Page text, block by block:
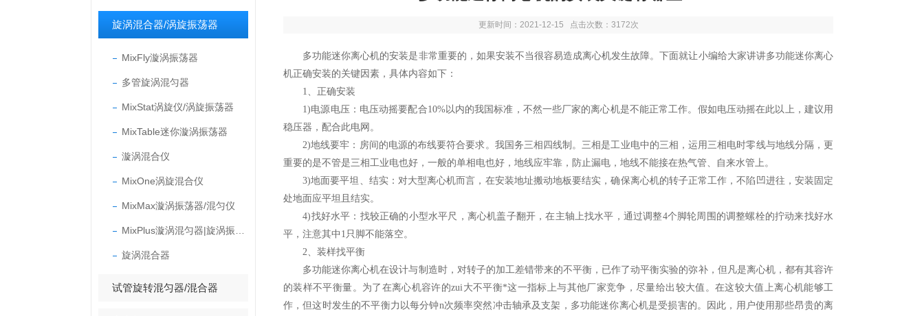
旋涡混合器/涡旋振荡器
MixFly漩涡振荡器
多管旋涡混匀器
MixStat涡旋仪/涡旋振荡器
MixTable迷你漩涡振荡器
漩涡混合仪
MixOne涡旋混合仪
MixMax漩涡振荡器/混匀仪
旋涡混合器
试管旋转混匀器/混合器
更新时间：2021-12-15 点击次数：3172次
多功能迷你离心机的安装是非常重要的，如果安装不当很容易造成离心机发生故障。下面就让小编给大家讲讲多功能迷你离心
机正确安装的关键因素，具体内容如下：
1、正确安装
1)电源电压：电压动摇要配合10%以内的我国标准，不然一些厂家的离心机是不能正常工作。假如电压动摇在此以上，建议用
稳压器，配合此电网。
2)地线要牢：房间的电源的布线要符合要求。我国务三相四线制。三相是工业电中的三相，运用三相电时零线与地线分隔，更
重要的是不管是三相工业电也好，一般的单相电也好，地线应牢靠，防止漏电，地线不能接在热气管、自来水管上。
3)地面要平坦、结实：对大型离心机而言，在安装地址搬动地板要结实，确保离心机的转子正常工作，不陷凹进往，安装固定
处地面应平坦且结实。
4)找好水平：找较正确的小型水平尺，离心机盖子翻开，在主轴上找水平，通过调整4个脚轮周围的调整螺栓的拧动来找好水
平，注意其中1只脚不能落空。
2、装样找平衡
多功能迷你离心机在设计与制造时，对转子的加工差错带来的不平衡，已作了动平衡实验的弥补，但凡是离心机，都有其容许
的装样不平衡量。为了在离心机容许的zui大不平衡*这一指标上与其他厂家竞争，尽量给出较大值。在这较大值上离心机能够工
作，但这时发生的不平衡力以每分钟n次频率突然冲击轴承及支架，多功能迷你离心机是受损害的。因此，用户使用那些昂贵的离